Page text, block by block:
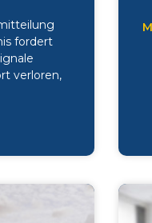
fordert
verloren,